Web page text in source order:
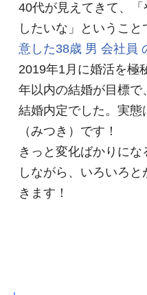
40代が見えてきて、
したいな」ということ
意した38歳 男 会社員
2019年1月に婚活を極
年以内の結婚が目標で
結婚内定でした。実態
（みつき）です！
きっと変化ばかりにな
しながら、いろいろと
きます！